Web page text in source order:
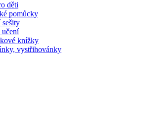
děti
pomůcky
sešity
učení
knížky
vystřihovánky